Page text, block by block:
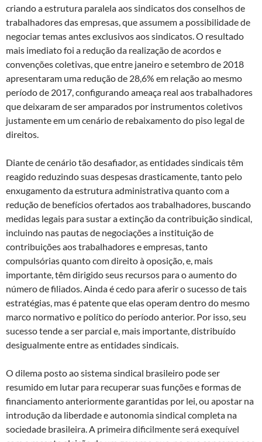
criando a estrutura paralela aos sindicatos dos conselhos de
trabalhadores das empresas, que assumem a possibilidade de
negociar temas antes exclusivos aos sindicatos. O resultado
mais imediato foi a redução da realização de acordos e
convenções coletivas, que entre janeiro e setembro de 2018
apresentaram uma redução de 28,6% em relação ao mesmo
período de 2017, configurando ameaça real aos trabalhadores
que deixaram de ser amparados por instrumentos coletivos
justamente em um cenário de rebaixamento do piso legal de
direitos.
Diante de cenário tão desafiador, as entidades sindicais têm
reagido reduzindo suas despesas drasticamente, tanto pelo
enxugamento da estrutura administrativa quanto com a
redução de benefícios ofertados aos trabalhadores, buscando
medidas legais para sustar a extinção da contribuição sindical,
incluindo nas pautas de negociações a instituição de
contribuições aos trabalhadores e empresas, tanto
compulsórias quanto com direito à oposição, e, mais
importante, têm dirigido seus recursos para o aumento do
número de filiados. Ainda é cedo para aferir o sucesso de tais
estratégias, mas é patente que elas operam dentro do mesmo
marco normativo e político do período anterior. Por isso, seu
sucesso tende a ser parcial e, mais importante, distribuído
desigualmente entre as entidades sindicais.
O dilema posto ao sistema sindical brasileiro pode ser
resumido em lutar para recuperar suas funções e formas de
financiamento anteriormente garantidas por lei, ou apostar na
introdução da liberdade e autonomia sindical completa na
sociedade brasileira. A primeira dificilmente será exequível